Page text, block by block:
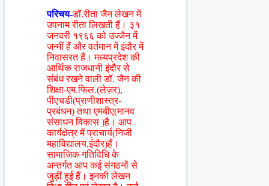
परिचय-डॉ.रीता जैन लेखन में
उपनाम रीता लिखती हैं। ३१
जनवरी १९६६ को उज्जैन में
जन्मीं हैं और वर्तमान में इंदौर में
निवासरत हैं। मध्यप्रदेश की
आर्थिक राजधानी इंदौर से
संबंध रखने वाली डॉ. जैन की
शिक्षा-एम.फिल.(लेज़र),
पीएचडी(प्राणीशास्त्र-
प्रबंधन) तथा एमबीए(मानव
संसाधन विकास )है। आप
कार्यक्षेत्र में प्राचार्य(निजी
महाविद्यालय,इंदौर)हैं।
सामाजिक गतिविधि के
अन्तर्गत आप कई संगठनों से
जुड़ीं हुई हैं। इनकी लेखन